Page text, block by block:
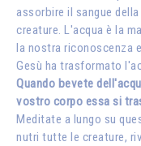
assorbire il sangue
creature. L'acqua è la
la nostra riconoscenza
Gesù ha trasformato
Quando bevete
vostro corpo essa si
Meditate a lungo su
nutri tutte le creature,